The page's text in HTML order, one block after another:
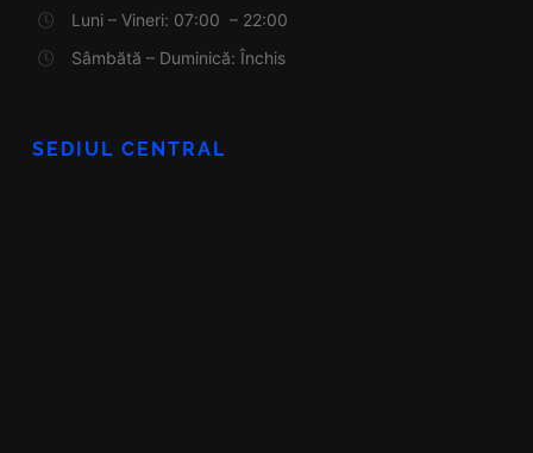
Luni – Vineri: 07:00 – 22:00
Sâmbătă – Duminică: Închis
SEDIUL CENTRAL